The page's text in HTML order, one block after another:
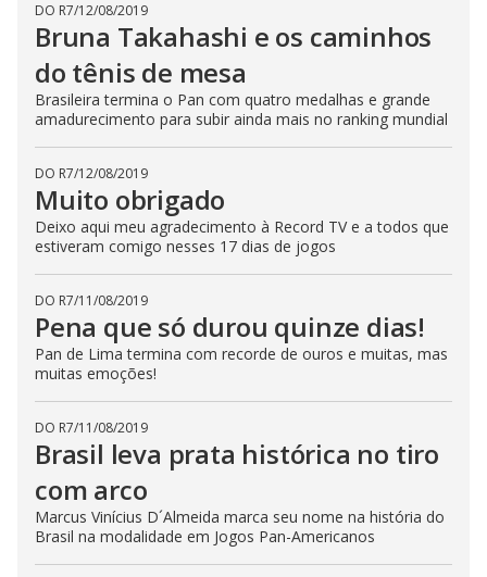
DO R7/12/08/2019
Bruna Takahashi e os caminhos
do tênis de mesa
Brasileira termina o Pan com quatro medalhas e grande
amadurecimento para subir ainda mais no ranking mundial
DO R7/12/08/2019
Muito obrigado
Deixo aqui meu agradecimento à Record TV e a todos que
estiveram comigo nesses 17 dias de jogos
DO R7/11/08/2019
Pena que só durou quinze dias!
Pan de Lima termina com recorde de ouros e muitas, mas
muitas emoções!
DO R7/11/08/2019
Brasil leva prata histórica no tiro
com arco
Marcus Vinícius D´Almeida marca seu nome na história do
Brasil na modalidade em Jogos Pan-Americanos